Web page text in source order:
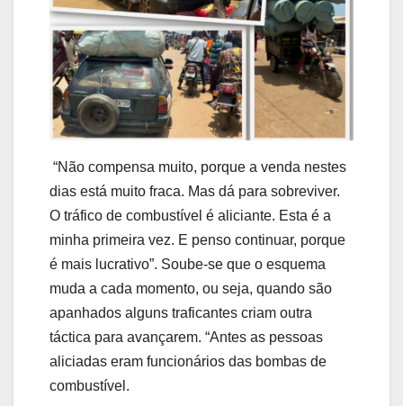
“Não compensa muito, porque a venda nestes
dias está muito fraca. Mas dá para sobreviver.
O tráfico de combustível é aliciante. Esta é a
minha primeira vez. E penso continuar, porque
é mais lucrativo”. Soube-se que o esquema
muda a cada momento, ou seja, quando são
apanhados alguns traficantes criam outra
táctica para avançarem. “Antes as pessoas
aliciadas eram funcionários das bombas de
combustível.